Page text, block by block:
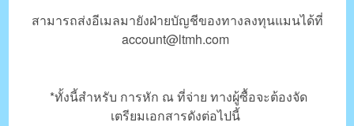
สามารถส่งอีเมลมายังฝ่ายบัญชีของทางลงทุนแมนได้ที่
account@ltmh.com
*ทั้งนี้สำหรับ การหัก ณ ที่จ่าย ทางผู้ซื้อจะต้องจัด
เตรียมเอกสารดังต่อไปนี้